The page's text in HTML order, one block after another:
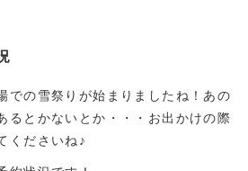
での雪祭りが始まりましたね！あの
るとかないとか・・・お出かけの際
くださいね♪